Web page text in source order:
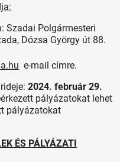
Szadai Polgármesteri
Dózsa György út 88.
e-mail címre.
2024. február 29.
pályázatokat lehet
pályázatokat
ÉS PÁLYÁZATI